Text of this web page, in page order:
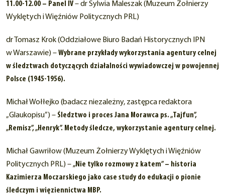
11.00-12.00 – Panel IV– dr Sylwia Maleszak (Muzeum Żołnierzy
Wyklętych i Więźniów Politycznych PRL)
dr Tomasz Krok (Oddziałowe Biuro Badań Historycznych IPN
w Warszawie) –Wybrane przykłady wykorzystania agentury celnej
w śledztwach dotyczących działalności wywiadowczej w powojennej
Polsce (1945-1956).
Michał Wołłejko (badacz niezależny, zastępca redaktora
„Glaukopisu”) – Śledztwo i proces Jana Morawca ps. „Tajfun”,
„Remisz”, „Henryk”. Metody śledcze, wykorzystanie agentury celnej.
Michał Gawriłow (Muzeum Żołnierzy Wyklętych i Więźniów
Politycznych PRL) –„Nie tylko rozmowy z katem” – historia
Kazimierza Moczarskiego jako case study do edukacji o pionie
śledczym i więziennictwa MBP.